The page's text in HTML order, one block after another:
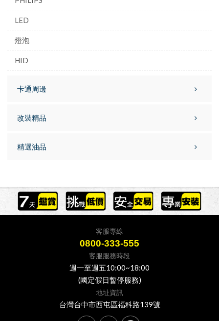
LED
燈泡
HID
卡通周邊
改裝精品
精選油品
客服專線
0800-333-555
客服服務時段
週一至週五10:00~18:00
(國定假日暫停服務)
地址資訊
台灣台中市西屯區福科路139號